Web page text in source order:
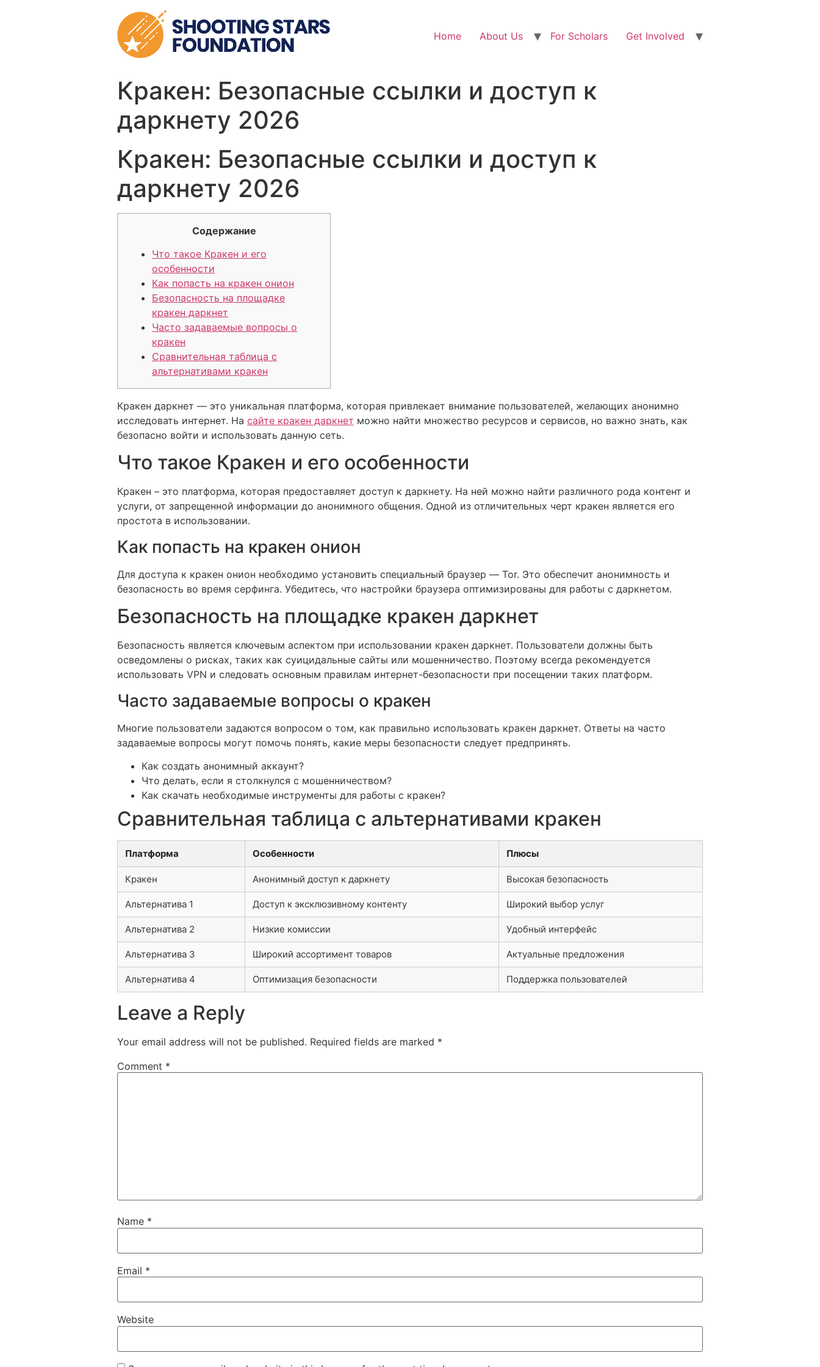
Home About Us For Scholars Get Involved
Кракен: Безопасные ссылки и доступ к
даркнету 2026
Кракен: Безопасные ссылки и доступ к
даркнету 2026
Содержание
Что такое Кракен и его
особенности
Как попасть на кракен онион
Безопасность на площадке
кракен даркнет
Часто задаваемые вопросы о
кракен
Сравнительная таблица с
альтернативами кракен
Кракен даркнет — это уникальная платформа, которая привлекает внимание пользователей, желающих анонимно
исследовать интернет. На сайте кракен даркнет можно найти множество ресурсов и сервисов, но важно знать, как
безопасно войти и использовать данную сеть.
Что такое Кракен и его особенности
Кракен – это платформа, которая предоставляет доступ к даркнету. На ней можно найти различного рода контент и
услуги, от запрещенной информации до анонимного общения. Одной из отличительных черт кракен является его
простота в использовании.
Как попасть на кракен онион
Для доступа к кракен онион необходимо установить специальный браузер — Tor. Это обеспечит анонимность и
безопасность во время серфинга. Убедитесь, что настройки браузера оптимизированы для работы с даркнетом.
Безопасность на площадке кракен даркнет
Безопасность является ключевым аспектом при использовании кракен даркнет. Пользователи должны быть
осведомлены о рисках, таких как суицидальные сайты или мошенничество. Поэтому всегда рекомендуется
использовать VPN и следовать основным правилам интернет-безопасности при посещении таких платформ.
Часто задаваемые вопросы о кракен
Многие пользователи задаются вопросом о том, как правильно использовать кракен даркнет. Ответы на часто
задаваемые вопросы могут помочь понять, какие меры безопасности следует предпринять.
Как создать анонимный аккаунт?
Что делать, если я столкнулся с мошенничеством?
Как скачать необходимые инструменты для работы с кракен?
Сравнительная таблица с альтернативами кракен
Платформа Особенности Плюсы
Кракен Анонимный доступ к даркнету Высокая безопасность
Альтернатива 1 Доступ к эксклюзивному контенту Широкий выбор услуг
Альтернатива 2 Низкие комиссии Удобный интерфейс
Альтернатива 3 Широкий ассортимент товаров Актуальные предложения
Альтернатива 4 Оптимизация безопасности Поддержка пользователей
Leave a Reply
Your email address will not be published. Required fields are marked *
Comment *
Name *
Email *
Website